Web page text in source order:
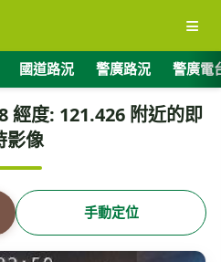
≡
國道路況 警廣路況 警廣電
經度: 121.426 附近的即
影像
手動定位